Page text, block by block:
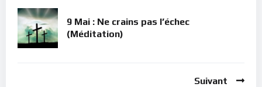
9 Mai : Ne crains pas l’échec
(Méditation)
Suivant